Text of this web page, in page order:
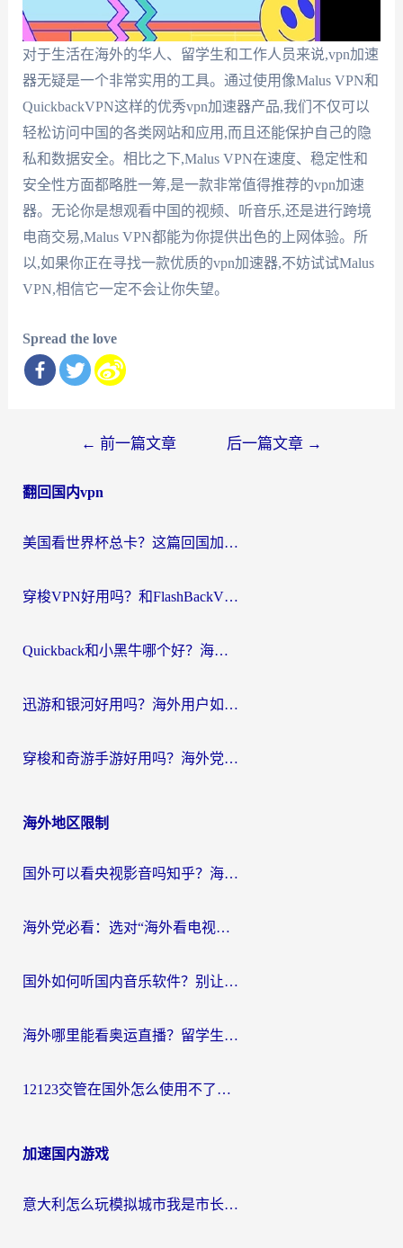
对于生活在海外的华人、留学生和工作人员来说,vpn加速
器无疑是一个非常实用的工具。通过使用像Malus VPN和
QuickbackVPN这样的优秀vpn加速器产品,我们不仅可以
轻松访问中国的各类网站和应用,而且还能保护自己的隐
私和数据安全。相比之下,Malus VPN在速度、稳定性和
安全性方面都略胜一筹,是一款非常值得推荐的vpn加速
器。无论你是想观看中国的视频、听音乐,还是进行跨境
电商交易,Malus VPN都能为你提供出色的上网体验。所
以,如果你正在寻找一款优质的vpn加速器,不妨试试Malus
VPN,相信它一定不会让你失望。
Spread the love
导
← 前一篇文章 后一篇文章 →
翻回国内vpn
美国看世界杯总卡？这篇回国加速器指南帮你无缝刷国内资源（附苹果手机VPN设置步骤）
穿梭VPN好用吗？和FlashBackVPN对比哪个回国效果更好？
Quickback和小黑牛哪个好？海外党亲测指南，选对回国加速器秒回国内
迅游和银河好用吗？海外用户如何选择回国加速器实现无缝访问国内资源
穿梭和奇游手游好用吗？海外党亲测3款回国加速器，附蜜蜂加速器七天试用攻略
海外地区限制
国外可以看央视影音吗知乎？海外党亲测有效的回国加速方案
海外党必看：选对“海外看电视剧软件”，再也不用愁国内剧刷不了
国外如何听国内音乐软件？别让地域限制，断了你的中文歌单
海外哪里能看奥运直播？留学生&海外华人必看的体育赛事观赛终极指南
12123交管在国外怎么使用不了？海外华人必看的无缝访问国内资源指南
加速国内游戏
意大利怎么玩模拟城市我是市长？海外党国服游戏加速终极攻略（附三国3量子特攻解决办法）